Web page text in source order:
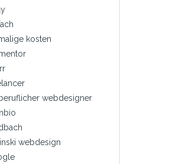
kosten
webdesigner
webdesign